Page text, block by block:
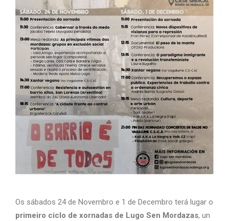
Os sábados 24 de Novembro e 1 de Decembro terá lugar o
primeiro ciclo de xornadas de Lugo Sen Mordazas, un